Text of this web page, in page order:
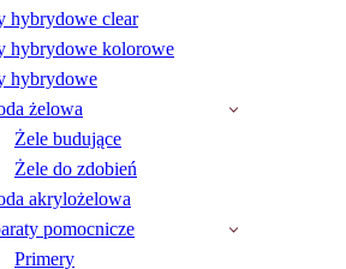
hybrydowe clear
hybrydowe kolorowe
hybrydowe
żelowa
Żele budujące
Żele do zdobień
akrylożelowa
pomocnicze
Primery